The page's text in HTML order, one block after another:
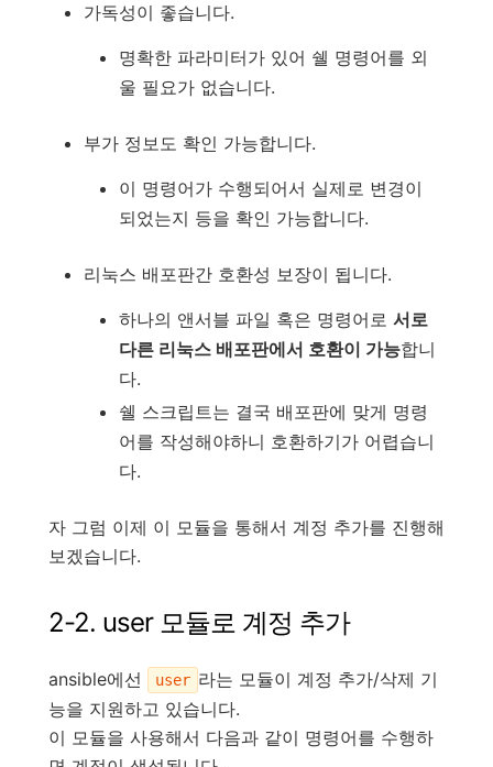
가독성이 좋습니다.
명확한 파라미터가 있어 쉘 명령어를 외
울 필요가 없습니다.
부가 정보도 확인 가능합니다.
이 명령어가 수행되어서 실제로 변경이
되었는지 등을 확인 가능합니다.
리눅스 배포판간 호환성 보장이 됩니다.
하나의 앤서블 파일 혹은 명령어로 서로
다른 리눅스 배포판에서 호환이 가능합니
다.
쉘 스크립트는 결국 배포판에 맞게 명령
어를 작성해야하니 호환하기가 어렵습니
다.
자 그럼 이제 이 모듈을 통해서 계정 추가를 진행해
보겠습니다.
2-2. user 모듈로 계정 추가
ansible에선 user 라는 모듈이 계정 추가/삭제 기
능을 지원하고 있습니다.
이 모듈을 사용해서 다음과 같이 명령어를 수행하